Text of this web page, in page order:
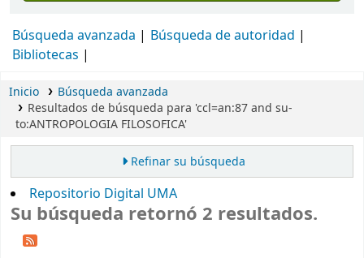
Búsqueda avanzada
Búsqueda de autoridad
Bibliotecas
Inicio
Búsqueda avanzada
Resultados de búsqueda para 'ccl=an:87 and su-
to:ANTROPOLOGIA FILOSOFICA'
Refinar su búsqueda
Repositorio Digital UMA
Su búsqueda retornó 2 resultados.